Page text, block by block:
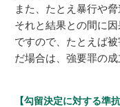
また、たとえ暴行や
それと結果との間に
ですので、たとえば
だ場合は、強要罪の
【勾留決定に対する準